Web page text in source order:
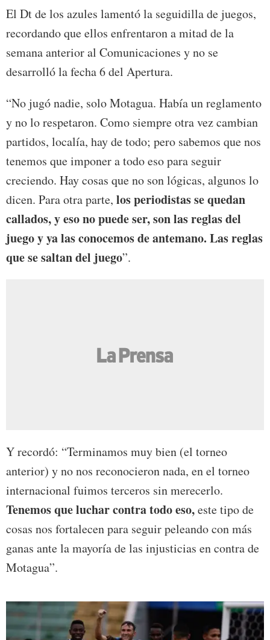
El Dt de los azules lamentó la seguidilla de juegos,
recordando que ellos enfrentaron a mitad de la
semana anterior al Comunicaciones y no se
desarrolló la fecha 6 del Apertura.
“No jugó nadie, solo Motagua. Había un reglamento
y no lo respetaron. Como siempre otra vez cambian
partidos, localía, hay de todo; pero sabemos que nos
tenemos que imponer a todo eso para seguir
creciendo. Hay cosas que no son lógicas, algunos lo
dicen. Para otra parte, los periodistas se quedan
callados, y eso no puede ser, son las reglas del
juego y ya las conocemos de antemano. Las reglas
que se saltan del juego”.
Y recordó: “Terminamos muy bien (el torneo
anterior) y no nos reconocieron nada, en el torneo
internacional fuimos terceros sin merecerlo.
Tenemos que luchar contra todo eso,este tipo de
cosas nos fortalecen para seguir peleando con más
ganas ante la mayoría de las injusticias en contra de
Motagua”.